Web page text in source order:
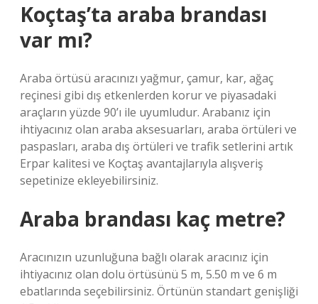
Koçtaş’ta araba brandası
var mı?
Araba örtüsü aracınızı yağmur, çamur, kar, ağaç
reçinesi gibi dış etkenlerden korur ve piyasadaki
araçların yüzde 90’ı ile uyumludur. Arabanız için
ihtiyacınız olan araba aksesuarları, araba örtüleri ve
paspasları, araba dış örtüleri ve trafik setlerini artık
Erpar kalitesi ve Koçtaş avantajlarıyla alışveriş
sepetinize ekleyebilirsiniz.
Araba brandası kaç metre?
Aracınızın uzunluğuna bağlı olarak aracınız için
ihtiyacınız olan dolu örtüsünü 5 m, 5.50 m ve 6 m
ebatlarında seçebilirsiniz. Örtünün standart genişliği